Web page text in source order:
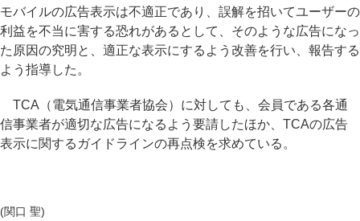
モバイルの広告表示は不適正であり、誤解を招いてユーザーの
利益を不当に害する恐れがあるとして、そのような広告になっ
た原因の究明と、適正な表示にするよう改善を行い、報告する
よう指導した。
TCA（電気通信事業者協会）に対しても、会員である各通
信事業者が適切な広告になるよう要請したほか、TCAの広告
表示に関するガイドラインの再点検を求めている。
(関口 聖)